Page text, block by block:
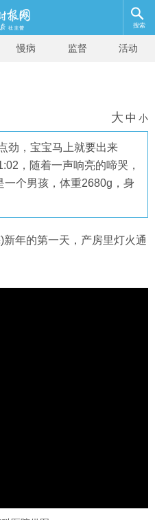
搜索
慢病 监督 活动
大 中 小
劲，宝宝马上就要出来
，随着一声响亮的啼哭，
个男孩，体重2680g，身
年的第一天，产房里灯火通